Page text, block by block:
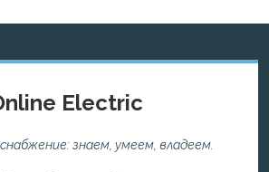
Electric
знаем, умеем, владеем.